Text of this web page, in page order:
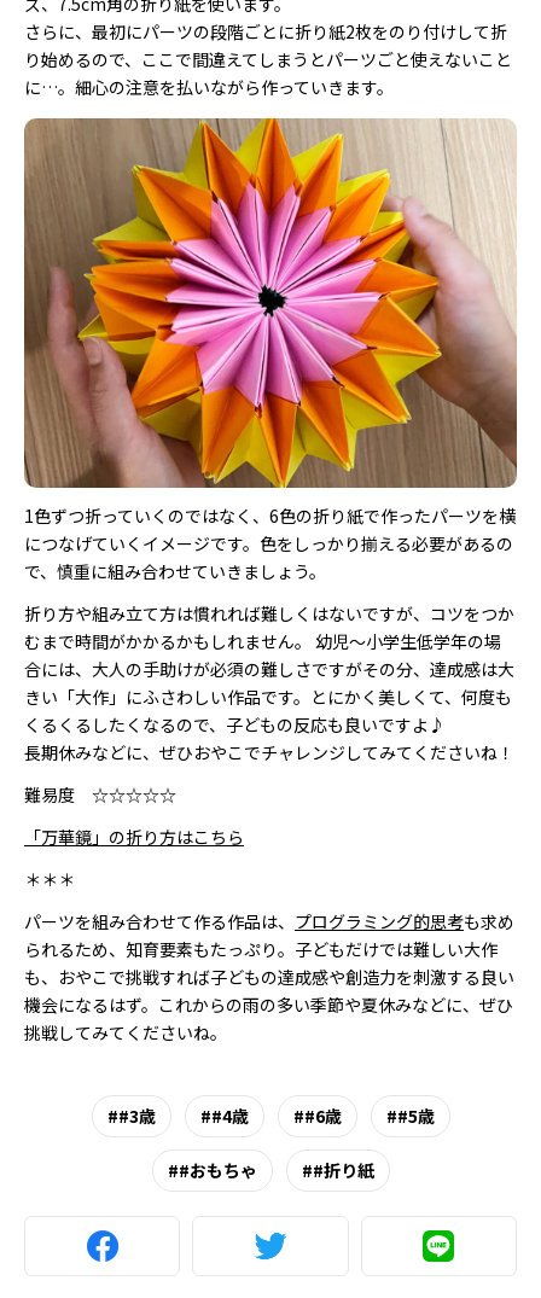
さらに、最初にパーツの段階ごとに折り紙2枚をのり付けして折
り始めるので、ここで間違えてしまうとパーツごと使えないこと
に…。細心の注意を払いながら作っていきます。
1色ずつ折っていくのではなく、6色の折り紙で作ったパーツを横
につなげていくイメージです。色をしっかり揃える必要があるの
で、慎重に組み合わせていきましょう。
折り方や組み立て方は慣れれば難しくはないですが、コツをつか
むまで時間がかかるかもしれません。 幼児～小学生低学年の場
合には、大人の手助けが必須の難しさですがその分、達成感は大
きい「大作」にふさわしい作品です。とにかく美しくて、何度も
くるくるしたくなるので、子どもの反応も良いですよ♪
長期休みなどに、ぜひおやこでチャレンジしてみてくださいね！
難易度 ☆☆☆☆☆
「万華鏡」の折り方はこちら
＊＊＊
パーツを組み合わせて作る作品は、 プログラミング的思考も求め
られるため、知育要素もたっぷり。子どもだけでは難しい大作
も、おやこで挑戦すれば子どもの達成感や創造力を刺激する良い
機会になるはず。これからの雨の多い季節や夏休みなどに、ぜひ
挑戦してみてくださいね。
#3歳 #4歳 #6歳 #5歳
#おもちゃ #折り紙